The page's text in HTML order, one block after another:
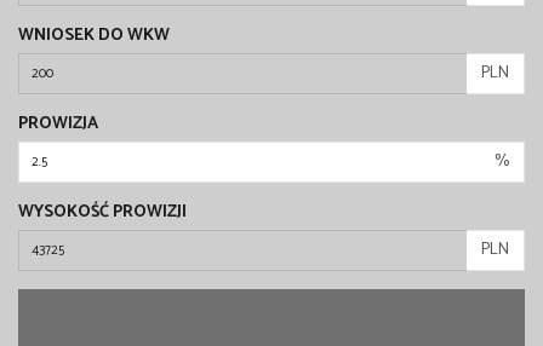
WNIOSEK DO WKW
PLN
PROWIZJA
%
WYSOKOŚĆ PROWIZJI
PLN